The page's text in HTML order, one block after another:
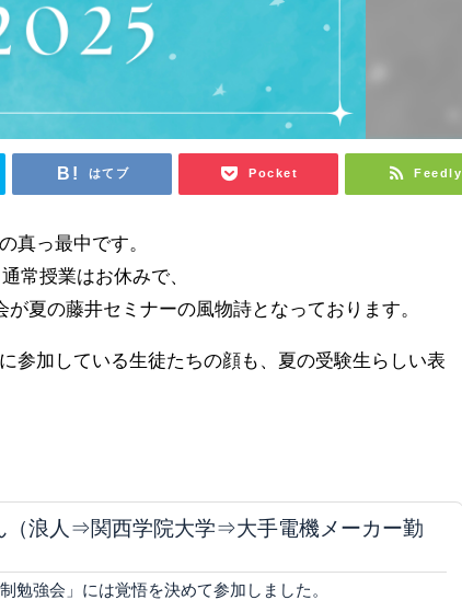
はてブ Pocket Feedly
真っ最中です。
常授業はお休みで、
夏の藤井セミナーの風物詩となっております。
参加している生徒たちの顔も、夏の受験生らしい表
浪人⇒関西学院大学⇒大手電機メーカー勤
勉強会」には覚悟を決めて参加しました。